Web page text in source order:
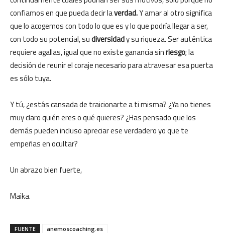
confiamos en que pueda decir laverdad.Y amar al otro significa
que lo acogemos con todo lo que es y lo que podría llegar a ser,
con todo su potencial, sudiversidady su riqueza. Ser auténtica
requiere agallas, igual que no existe ganancia sinriesgo; la
decisión de reunir el coraje necesario para atravesar esa puerta
es sólo tuya.
Y tú, ¿estás cansada de traicionarte a ti misma? ¿Ya no tienes
muy claro quién eres o qué quieres? ¿Has pensado que los
demás pueden incluso apreciar ese verdadero yo que te
empeñas en ocultar?
Un abrazo bien fuerte,
Maika.
FUENTE
anemoscoaching.es